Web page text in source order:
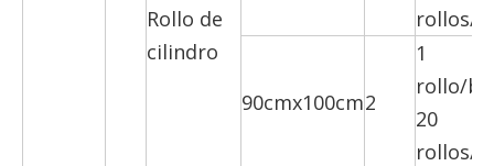
Rollo de
cilindro
rollos/
90cmx100cm2
1
rollo/
20
rollos/